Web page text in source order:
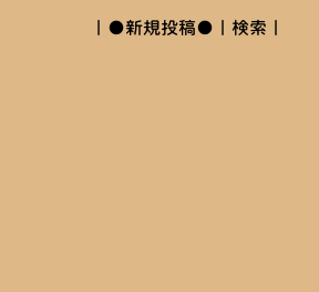
●新規投稿● 検索